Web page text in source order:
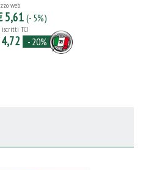
web
5,61 (- 5%)
iscritti TCI
- 20%